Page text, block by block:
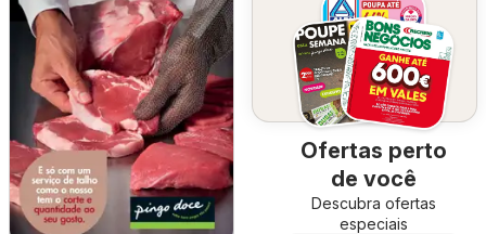
Ofertas perto
de você
Descubra ofertas
especiais